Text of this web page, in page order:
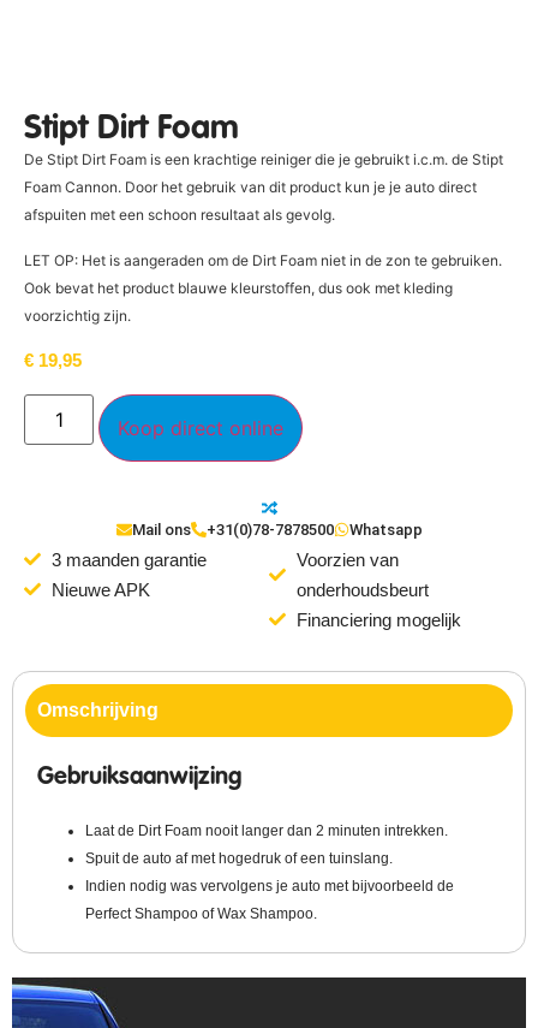
Stipt Dirt Foam
De Stipt Dirt Foam is een krachtige reiniger die je gebruikt i.c.m. de Stipt
Foam Cannon. Door het gebruik van dit product kun je je auto direct
afspuiten met een schoon resultaat als gevolg.
LET OP: Het is aangeraden om de Dirt Foam niet in de zon te gebruiken.
Ook bevat het product blauwe kleurstoffen, dus ook met kleding
voorzichtig zijn.
€ 19,95
Koop direct online
Mail ons +31(0)78-7878500 Whatsapp
3 maanden garantie
Nieuwe APK
Voorzien van
onderhoudsbeurt
Financiering mogelijk
Omschrijving
Gebruiksaanwijzing
Laat de Dirt Foam nooit langer dan 2 minuten intrekken.
Spuit de auto af met hogedruk of een tuinslang.
Indien nodig was vervolgens je auto met bijvoorbeeld de
Perfect Shampoo of Wax Shampoo.